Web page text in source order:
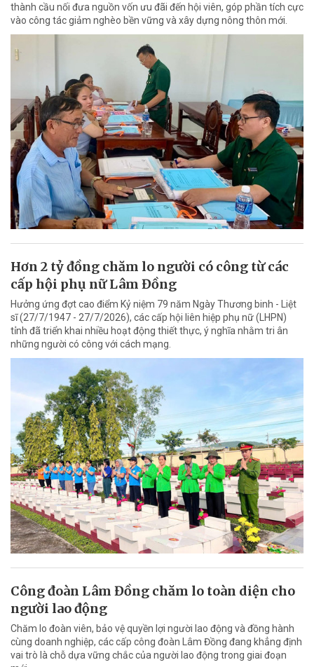
thành cầu nối đưa nguồn vốn ưu đãi đến hội viên, góp phần tích cực
vào công tác giảm nghèo bền vững và xây dựng nông thôn mới.
Hơn 2 tỷ đồng chăm lo người có công từ các
cấp hội phụ nữ Lâm Đồng
Hưởng ứng đợt cao điểm Kỷ niệm 79 năm Ngày Thương binh - Liệt
sĩ (27/7/1947 - 27/7/2026), các cấp hội liên hiệp phụ nữ (LHPN)
tỉnh đã triển khai nhiều hoạt động thiết thực, ý nghĩa nhằm tri ân
những người có công với cách mạng.
Công đoàn Lâm Đồng chăm lo toàn diện cho
người lao động
Chăm lo đoàn viên, bảo vệ quyền lợi người lao động và đồng hành
cùng doanh nghiệp, các cấp công đoàn Lâm Đồng đang khẳng định
vai trò là chỗ dựa vững chắc của người lao động trong giai đoạn